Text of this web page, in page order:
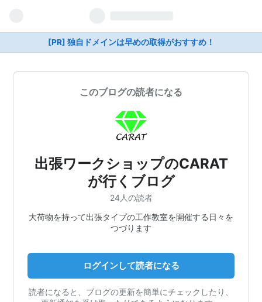
[PR] 独自ドメインは早めの取得がおすすめ！
このブログの読者になる
出張ワークショップのCARAT
が行くブログ
24人の読者
大荷物を持って出張タイプの工作教室を開催する日々を
つづります
ログインして読者になる
読者になると、ブログの更新を簡単にチェックしたり、